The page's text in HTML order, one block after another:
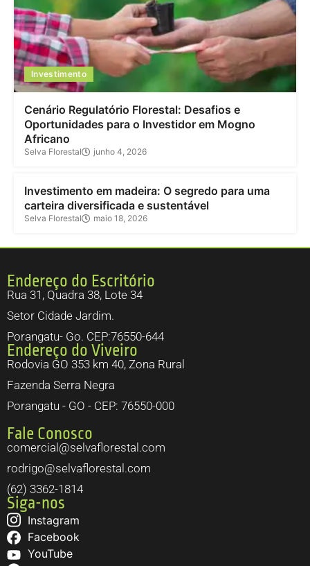
Investimento
Cenário Regulatório Florestal: Desafios e
Oportunidades para o Investidor em Mogno
Africano
Selva Florestal junho 4, 2026
Investimento
Investimento em madeira: O segredo para uma
carteira diversificada e sustentável
Selva Florestal maio 18, 2026
Endereço do Escritório
Rua 31, Quadra 38, Lote 34
Setor Cidade Jardim.
Porangatu- Go. CEP:76550-644
Endereço do Viveiro
Rodovia GO 353 km 40, Zona Rural
Fazenda Serra Negra
Porangatu - GO - CEP: 76550-000
Fale Conosco
comercial@selvaflorestal.com
rodrigo@selvaflorestal.com
(62) 3362-1814
Siga-nos
Instagram
Facebook
YouTube